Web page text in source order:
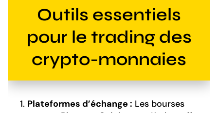
Outils essentiels
pour le trading des
crypto-monnaies
Plateformes d’échange : Les bourses